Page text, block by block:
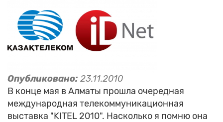
Опубликовано: 23.11.2010
В конце мая в Алматы прошла очередная
международная телекоммуникационная
выставка "KITEL 2010". Насколько я помню она